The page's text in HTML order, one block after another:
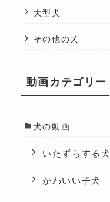
大型犬
その他の犬
動画カテゴリー
犬の動画
いたずらする犬
かわいい子犬